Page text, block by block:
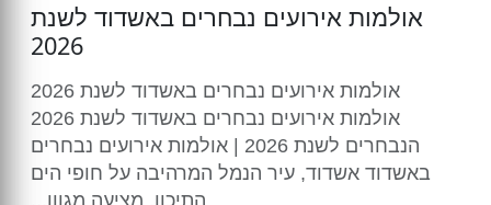
צילום בר מצווה
צילום בת מצווה
צילום החתונה
בוק בר מצווה
בוק בת מצווה
הפקת קליפים לאירועים
צילום מוצרים
סרטי תדמית
צילום אירועי חברה
בלוג
הריון ולידה
ברית מילה ובריתה
אולמות אירועים נבחרים באשדוד לשנת
2026
אולמות אירועים נבחרים באשדוד לשנת 2026
אולמות אירועים נבחרים באשדוד לשנת 2026
הנבחרים לשנת 2026 | אולמות אירועים נבחרים
באשדוד אשדוד, עיר הנמל המרהיבה על חופי הים